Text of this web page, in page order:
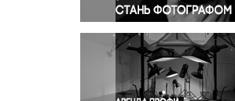
Религия
Светская жизнь
Спорт
Экология
Экономика и бизнес